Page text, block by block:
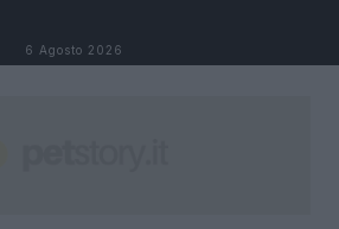
6 Agosto 2026